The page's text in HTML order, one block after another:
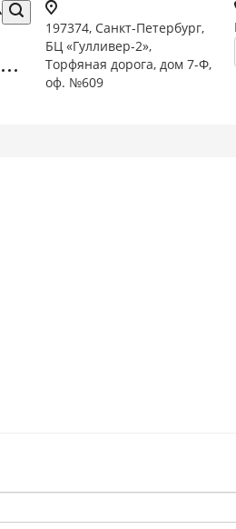
197374, Санкт-Петербург,
БЦ «Гулливер-2»,
Торфяная дорога, дом 7-Ф,
оф. №609